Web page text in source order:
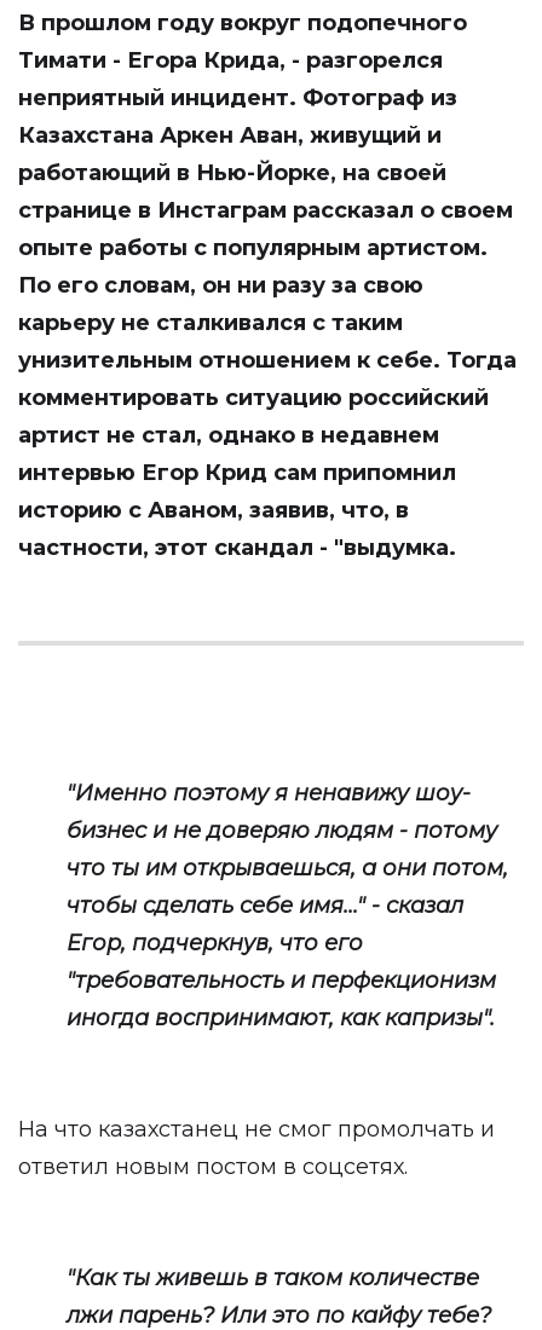
В прошлом году вокруг подопечного
Тимати - Егора Крида, - разгорелся
неприятный инцидент. Фотограф из
Казахстана Аркен Аван, живущий и
работающий в Нью-Йорке, на своей
странице в Инстаграм рассказал о своем
опыте работы с популярным артистом.
По его словам, он ни разу за свою
карьеру не сталкивался с таким
унизительным отношением к себе. Тогда
комментировать ситуацию российский
артист не стал, однако в недавнем
интервью Егор Крид сам припомнил
историю с Аваном, заявив, что, в
частности, этот скандал - "выдумка.
"Именно поэтому я ненавижу шоу-
бизнес и не доверяю людям - потому
что ты им открываешься, а они потом,
чтобы сделать себе имя..." - сказал
Егор, подчеркнув, что его
"требовательность и перфекционизм
иногда воспринимают, как капризы".
На что казахстанец не смог промолчать и
ответил новым постом в соцсетях.
"Как ты живешь в таком количестве
лжи парень? Или это по кайфу тебе?